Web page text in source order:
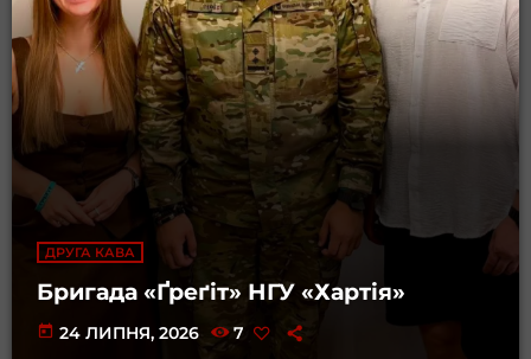
ДРУГА КАВА
Бригада «Ґреґіт» НГУ «Хартія»
today 24 ЛИПНЯ, 2026 7